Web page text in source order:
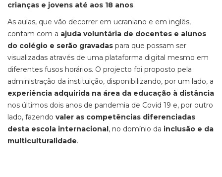
crianças e jovens até aos 18 anos.
As aulas, que vão decorrer em ucraniano e em inglês,
contam com a ajuda voluntária de docentes e alunos
do colégio e serão gravadas para que possam ser
visualizadas através de uma plataforma digital mesmo em
diferentes fusos horários. O projecto foi proposto pela
administração da instituição, disponibilizando, por um lado, a
experiência adquirida na área da educação à distância
nos últimos dois anos de pandemia de Covid 19 e, por outro
lado, fazendo valer as competências diferenciadas
desta escola internacional, no domínio da inclusão e da
multiculturalidade.